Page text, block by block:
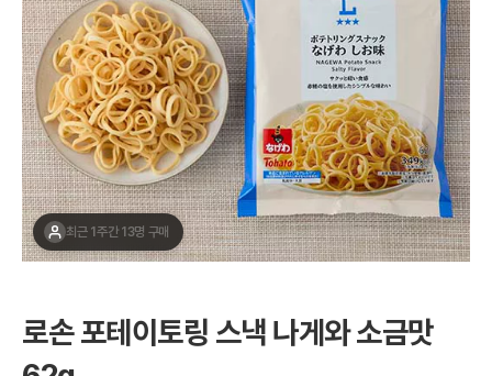
최근 1주간 13명 구매
로손 포테이토링 스낵 나게와 소금맛